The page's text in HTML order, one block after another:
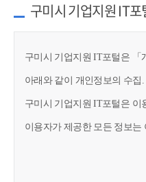
구미시 기업지원 IT
구미시 기업지원 IT포털은 「
아래와 같이 개인정보의 수집
구미시 기업지원 IT포털은 이
이용자가 제공한 모든 정보